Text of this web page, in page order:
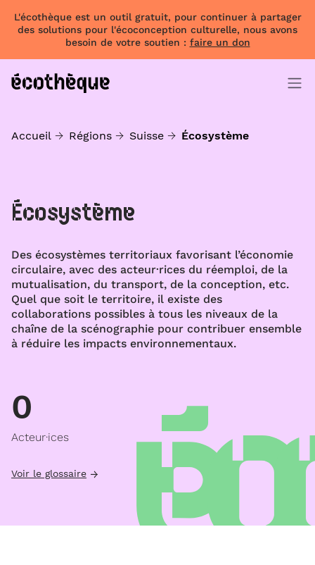
L'écothèque est un outil gratuit, pour continuer à partager
des solutions pour l'écoconception culturelle, nous avons
besoin de votre soutien : faire un don
Accueil Régions Suisse Écosystème
Écosystème
Des écosystèmes territoriaux favorisant l’économie
circulaire, avec des acteur·rices du réemploi, de la
mutualisation, du transport, de la conception, etc.
Quel que soit le territoire, il existe des
collaborations possibles à tous les niveaux de la
chaîne de la scénographie pour contribuer ensemble
à réduire les impacts environnementaux.
0
Acteur·ices
Voir le glossaire